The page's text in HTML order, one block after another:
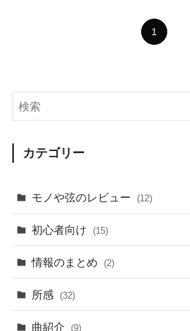
1
カテゴリー
モノや弦のレビュー (12)
初心者向け (15)
情報のまとめ (2)
所感 (32)
曲紹介 (9)